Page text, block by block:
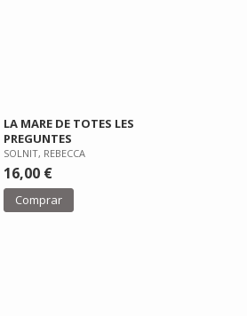
LA MARE DE TOTES LES
PREGUNTES
SOLNIT, REBECCA
16,00 €
Comprar